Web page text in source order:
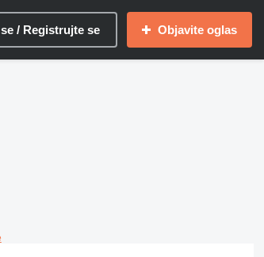
/ Registrujte se Objavite oglas